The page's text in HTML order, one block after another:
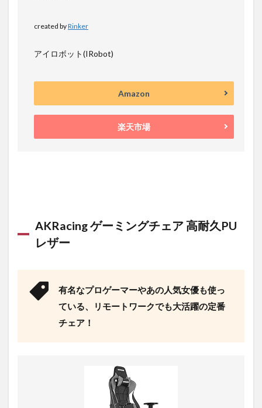
created byRinker
アイロボット(IRobot)
Amazon
楽天市場
AKRacing ゲーミングチェア 高耐久PU
レザー
有名なプロゲーマーやあの人気女優も使っ
ている、リモートワークでも大活躍の定番
チェア！